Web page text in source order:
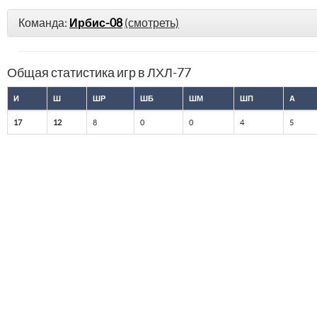
Команда: Ирбис-08 (смотреть)
Общая статистика игр в ЛХЛ-77
И Ш ШР ШБ ШМ ШП А
17 12 8 0 0 4 5